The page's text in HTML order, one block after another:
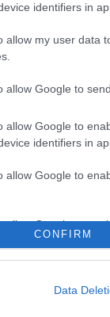
identifiers in
allow my user data
allow Google to
allow Google to
identifiers in
allow Google to
allow Google to
allow Google to
CONFIRM
Data
SÁRKÁNYOK,
NYÁR 10
MOZIJA